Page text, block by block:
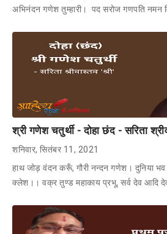
अभिनंदन गणेश तुम्हारी। पद सरोज गणपति नमन
श्री गणेश चतुर्थी - दोहा छंद - सरिता
शनिवार, सितंबर 11, 2021
हाथ जोड़ वंदन करूँ, गौरी नन्दन गणेश। दुनिया भव
क्लेश।। वक्र तुण्ड महाकाय प्रभू, सर्व देव आदि